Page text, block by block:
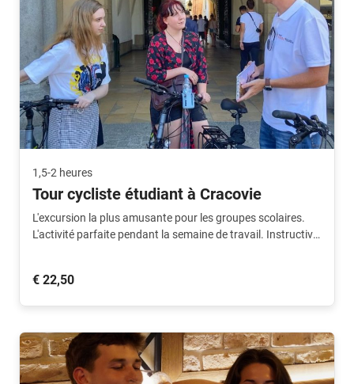
1,5-2 heures
Tour cycliste étudiant à Cracovie
L'excursion la plus amusante pour les groupes scolaires.
L'activité parfaite pendant la semaine de travail. Instructive,
€ 22,50